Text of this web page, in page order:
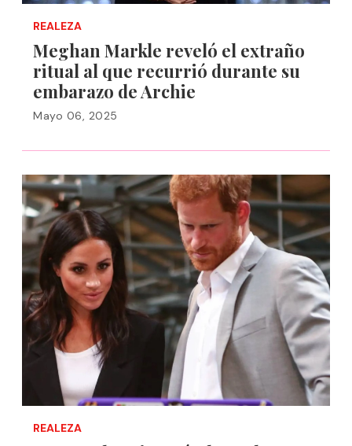
REALEZA
Meghan Markle reveló el extraño
ritual al que recurrió durante su
embarazo de Archie
Mayo 06, 2025
REALEZA